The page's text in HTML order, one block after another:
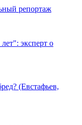
репортаж
эксперт о
(Евстафьев,